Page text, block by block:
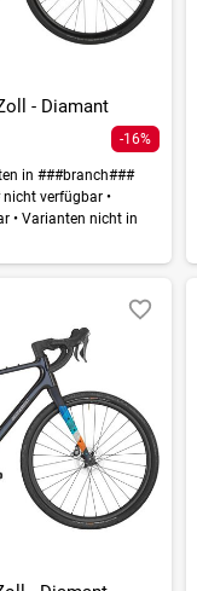
- Diamant
-16%
in ###branch###
verfügbar •
•Varianten nicht in